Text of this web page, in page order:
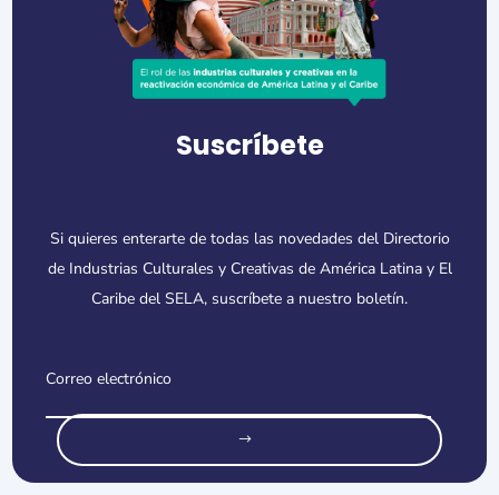
Suscríbete
Si quieres enterarte de todas las novedades del Directorio
de Industrias Culturales y Creativas de América Latina y El
Caribe del SELA, suscríbete a nuestro boletín.